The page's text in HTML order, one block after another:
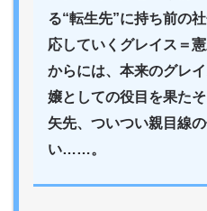
る“転生先”に持ち前の
応していくグレイス＝
からには、本来のグレ
嬢としての役目を果た
矢先、ついつい親目線
い……。